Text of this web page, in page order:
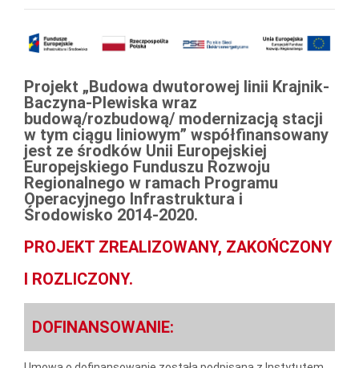
Projekt „Budowa dwutorowej linii Krajnik-
Baczyna-Plewiska wraz
budową/rozbudową/ modernizacją stacji
w tym ciągu liniowym” współfinansowany
jest ze środków Unii Europejskiej
Europejskiego Funduszu Rozwoju
Regionalnego w ramach Programu
Operacyjnego Infrastruktura i
Środowisko 2014-2020.
PROJEKT ZREALIZOWANY, ZAKOŃCZONY
I ROZLICZONY.
DOFINANSOWANIE: